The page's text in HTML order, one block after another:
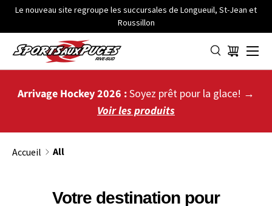
ALLER AU CONTENU
Le nouveau site regroupe les succursales de Longueuil, St-Jean et
Roussillon
Panier
Menu
Arrivage Hockey 2026 :Soyez prêt pour la glace! →
Voir les produits
Accueil All
Votre destination pour